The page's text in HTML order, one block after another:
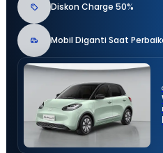
Diskon Charge 50%
Mobil Diganti Saat